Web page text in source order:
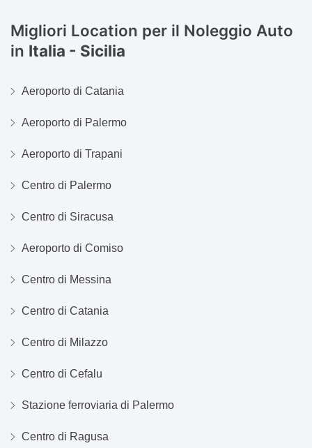
Migliori Location per il Noleggio Auto
in Italia - Sicilia
Aeroporto di Catania
Aeroporto di Palermo
Aeroporto di Trapani
Centro di Palermo
Centro di Siracusa
Aeroporto di Comiso
Centro di Messina
Centro di Catania
Centro di Milazzo
Centro di Cefalu
Stazione ferroviaria di Palermo
Centro di Ragusa